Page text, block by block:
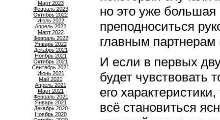
Март 2023
Февраль 2023
Октябрь 2022
Июль 2022
Апрель 2022
Март 2022
Февраль 2022
Январь 2022
Декабрь 2021
Ноябрь 2021
Октябрь 2021
Сентябрь 2021
Июнь 2021
Май 2021
Апрель 2021
Март 2021
Февраль 2021
Январь 2021
Декабрь 2020
Ноябрь 2020
но это уже большая
преподноситься
главным партнерам
И если в первых
будет чувствовать
его
всё становиться